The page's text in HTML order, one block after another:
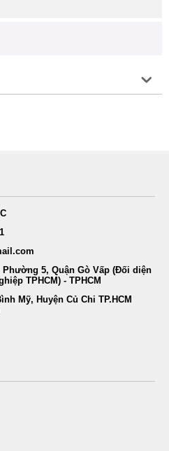
5, Quận Gò Vấp (Đối diện
TPHCM) - TPHCM
Mỹ, Huyện Củ Chi TP.HCM